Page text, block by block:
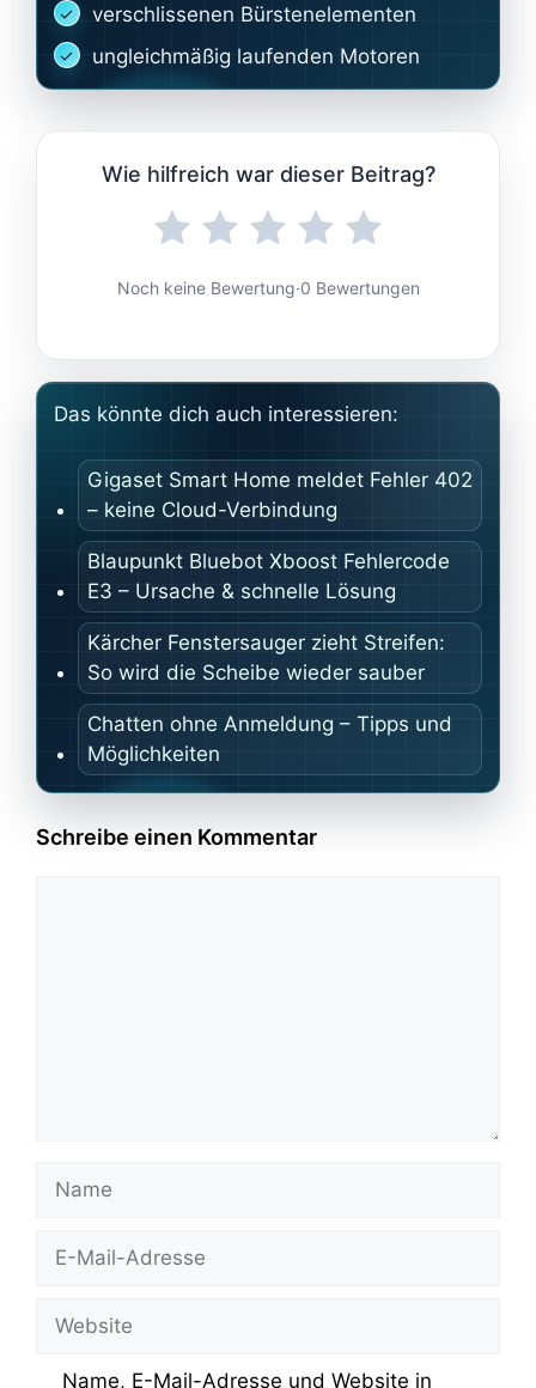
verschlissenen Bürstenelementen
ungleichmäßig laufenden Motoren
Wie hilfreich war dieser Beitrag?
Noch keine Bewertung·0 Bewertungen
Das könnte dich auch interessieren:
Gigaset Smart Home meldet Fehler 402
– keine Cloud-Verbindung
Blaupunkt Bluebot Xboost Fehlercode
E3 – Ursache & schnelle Lösung
Kärcher Fenstersauger zieht Streifen:
So wird die Scheibe wieder sauber
Chatten ohne Anmeldung – Tipps und
Möglichkeiten
Schreibe einen Kommentar
Mail-
Name, E-Mail-Adresse und Website in